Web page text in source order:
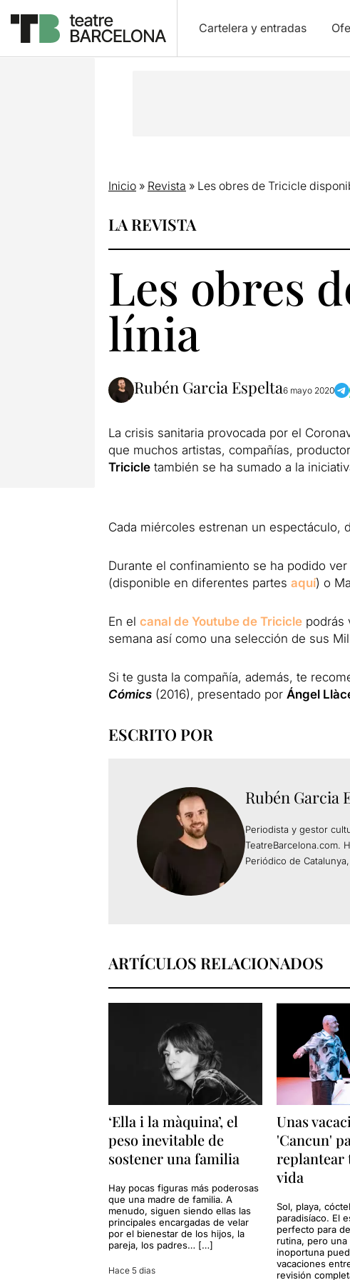
Cartelera y entradas
Inicio» Revista » Les obres de Tricicle
LA REVISTA
Les obres
línia
Rubén Garcia Espelta6 mayo 2020
La crisis sanitaria provocada por el
que muchos artistas, compañías,
Tricicletambién se ha sumado a la
Cada miércoles estrenan un espectáculo,
Durante el confinamiento se ha podido ver
(disponible en diferentes partes aquí) o
En el canal de Youtube de Triciclepodrás
semana así como una selección de sus
Si te gusta la compañía, además, te
Cómics (2016), presentado por Ángel
ESCRITO POR
Rubén Garcia
Periodista y gestor
TeatreBarcelona.com.
Periódico de
ARTÍCULOS RELACIONADOS
‘Ella i la màquina’, el
peso inevitable de
sostener una familia
Hay pocas figuras más poderosas
que una madre de familia. A
menudo, siguen siendo ellas las
principales encargadas de velar
por el bienestar de los hijos, la
pareja, los padres… […]
Hace 5 dias
Unas
'Cancun'
replantear
vida
Sol, playa,
paradisíaco. El
perfecto para
rutina, pero
inoportuna
vacaciones
revisión